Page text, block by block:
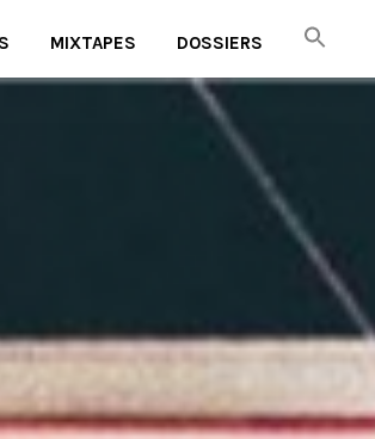
MIXTAPES DOSSIERS